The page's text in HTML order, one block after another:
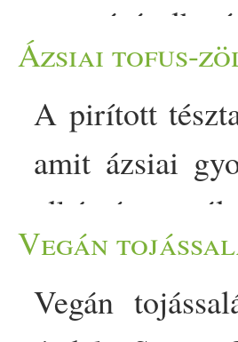
olcsóbban
azonban
gyömbér az
évezredek
Ázsiai tofus-
A pirított
amit ázsiai
elkészített
ezeknek. Most
pirított
Vegán
Vegán